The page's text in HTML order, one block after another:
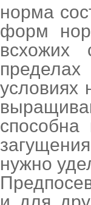
норма
форм
всхожих
нужно